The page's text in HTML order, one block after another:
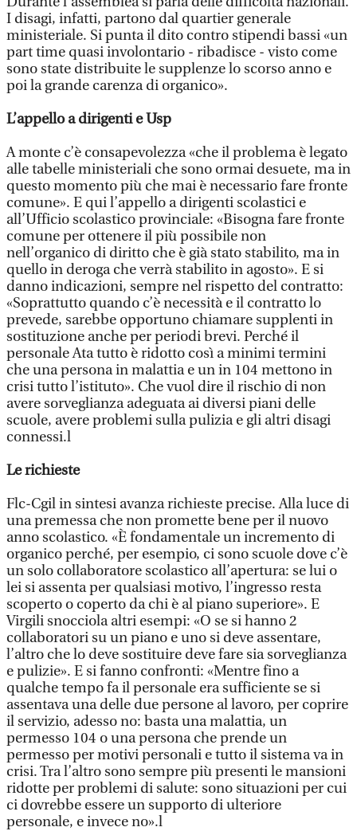
I disagi, infatti, partono dal quartier generale
ministeriale. Si punta il dito contro stipendi bassi «un
part time quasi involontario - ribadisce - visto come
sono state distribuite le supplenze lo scorso anno e
poi la grande carenza di organico».
L’appello a dirigenti e Usp
A monte c’è consapevolezza «che il problema è legato
alle tabelle ministeriali che sono ormai desuete, ma in
questo momento più che mai è necessario fare fronte
comune». E qui l’appello a dirigenti scolastici e
all’Ufficio scolastico provinciale: «Bisogna fare fronte
comune per ottenere il più possibile non
nell’organico di diritto che è già stato stabilito, ma in
quello in deroga che verrà stabilito in agosto». E si
danno indicazioni, sempre nel rispetto del contratto:
«Soprattutto quando c’è necessità e il contratto lo
prevede, sarebbe opportuno chiamare supplenti in
sostituzione anche per periodi brevi. Perché il
personale Ata tutto è ridotto così a minimi termini
che una persona in malattia e un in 104 mettono in
crisi tutto l’istituto». Che vuol dire il rischio di non
avere sorveglianza adeguata ai diversi piani delle
scuole, avere problemi sulla pulizia e gli altri disagi
connessi.l
Le richieste
Flc-Cgil in sintesi avanza richieste precise. Alla luce di
una premessa che non promette bene per il nuovo
anno scolastico. «È fondamentale un incremento di
organico perché, per esempio, ci sono scuole dove c’è
un solo collaboratore scolastico all’apertura: se lui o
lei si assenta per qualsiasi motivo, l’ingresso resta
scoperto o coperto da chi è al piano superiore». E
Virgili snocciola altri esempi: «O se si hanno 2
collaboratori su un piano e uno si deve assentare,
l’altro che lo deve sostituire deve fare sia sorveglianza
e pulizie». E si fanno confronti: «Mentre fino a
qualche tempo fa il personale era sufficiente se si
assentava una delle due persone al lavoro, per coprire
il servizio, adesso no: basta una malattia, un
permesso 104 o una persona che prende un
permesso per motivi personali e tutto il sistema va in
crisi. Tra l’altro sono sempre più presenti le mansioni
ridotte per problemi di salute: sono situazioni per cui
ci dovrebbe essere un supporto di ulteriore
personale, e invece no».l